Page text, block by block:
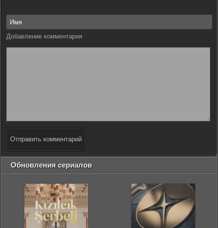
Добавление комментария
Отправить комментарий
Обновления сериалов